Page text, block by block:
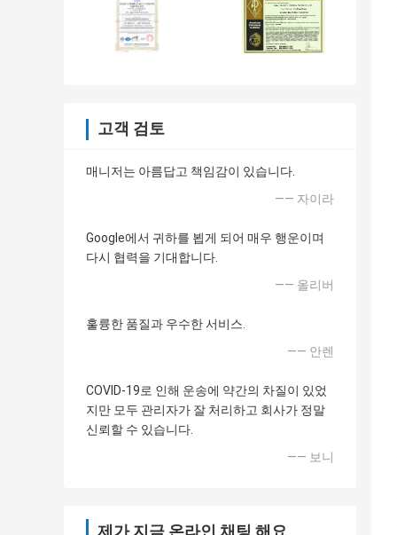
고객 검토
매니저는 아름답고 책임감이 있습니다.
—— 자이라
Google에서 귀하를 뵙게 되어 매우 행운이며
다시 협력을 기대합니다.
—— 올리버
훌륭한 품질과 우수한 서비스.
—— 안렌
COVID-19로 인해 운송에 약간의 차질이 있었
지만 모두 관리자가 잘 처리하고 회사가 정말
신뢰할 수 있습니다.
—— 보니
제가 지금 온라인 채팅 해요